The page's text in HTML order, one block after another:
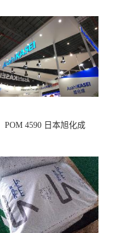
POM 4590 日本旭化成